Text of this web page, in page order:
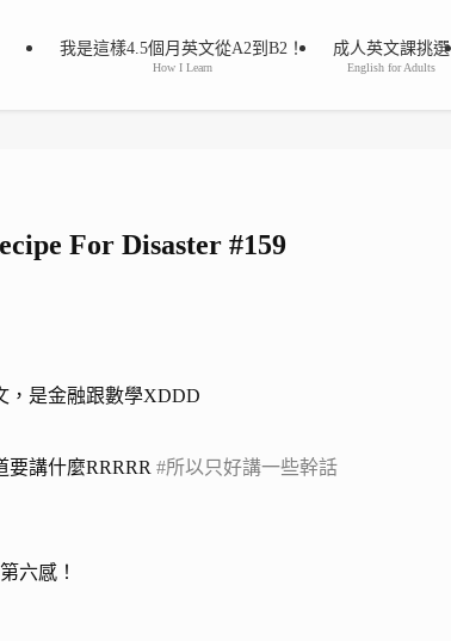
我是這樣4.5個月英文從A2到B2！
How I Learn
成人英文課挑選
English for Adults
For Disaster #159
，是金融跟數學XDDD
講什麼RRRRR #所以只好講一些幹話
六感！